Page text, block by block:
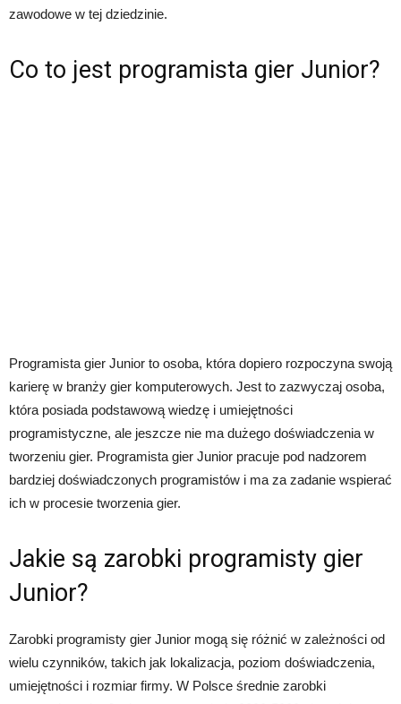
zawodowe w tej dziedzinie.
Co to jest programista gier Junior?
Programista gier Junior to osoba, która dopiero rozpoczyna swoją
karierę w branży gier komputerowych. Jest to zazwyczaj osoba,
która posiada podstawową wiedzę i umiejętności
programistyczne, ale jeszcze nie ma dużego doświadczenia w
tworzeniu gier. Programista gier Junior pracuje pod nadzorem
bardziej doświadczonych programistów i ma za zadanie wspierać
ich w procesie tworzenia gier.
Jakie są zarobki programisty gier
Junior?
Zarobki programisty gier Junior mogą się różnić w zależności od
wielu czynników, takich jak lokalizacja, poziom doświadczenia,
umiejętności i rozmiar firmy. W Polsce średnie zarobki